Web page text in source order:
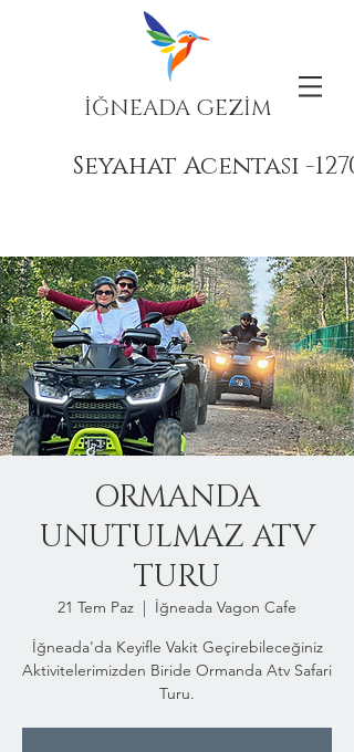
İĞNEADA GEZİM
Seyahat Acentası -
ORMANDA
UNUTULMAZ ATV
TURU
21 Tem Paz
  |
İğneada Vagon Cafe
İğneada'da Keyifle Vakit Geçirebileceğiniz
Aktivitelerimizden Biride Ormanda Atv Safari
Turu.